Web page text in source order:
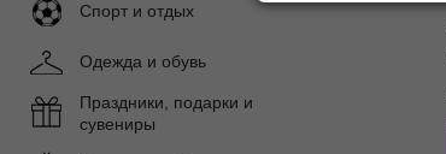
Спорт и отдых
Одежда и обувь
Праздники, подарки и
сувениры